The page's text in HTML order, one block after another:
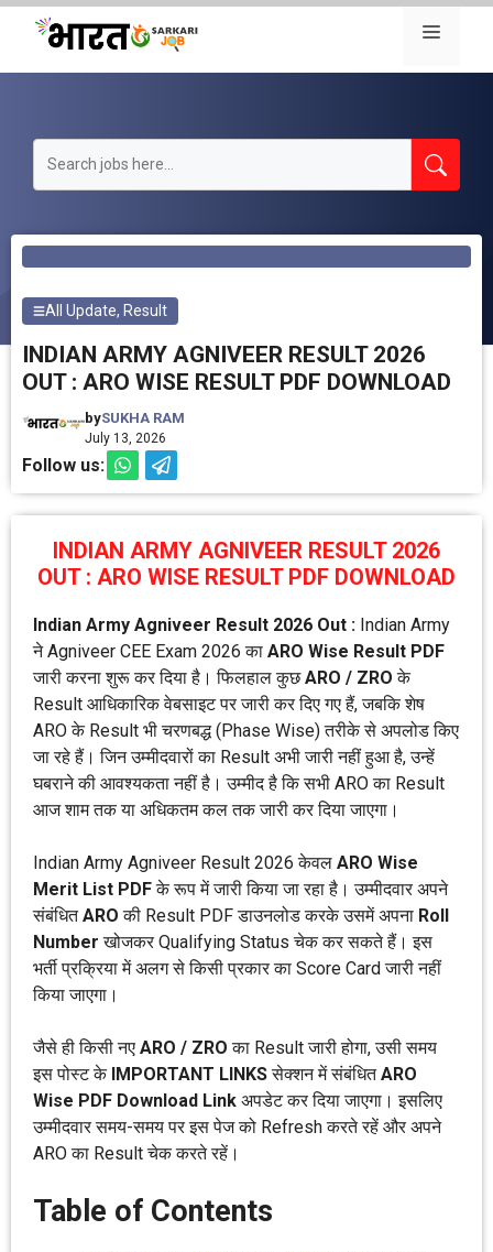
Skip
content
Menu
All Update, Result
INDIAN ARMY AGNIVEER RESULT 2026
OUT : ARO WISE RESULT PDF DOWNLOAD
bySUKHA RAM
July 13, 2026
Follow us:
INDIAN ARMY AGNIVEER RESULT 2026
OUT : ARO WISE RESULT PDF DOWNLOAD
Indian Army Agniveer Result 2026 Out : Indian Army
ने Agniveer CEE Exam 2026 का ARO Wise Result PDF
जारी करना शुरू कर दिया है। फिलहाल कुछARO / ZRO के
Result आधिकारिक वेबसाइट पर जारी कर दिए गए हैं, जबकि शेष
ARO के Result भी चरणबद्ध (Phase Wise) तरीके से अपलोड किए
जा रहे हैं। जिन उम्मीदवारों का Result अभी जारी नहीं हुआ है, उन्हें
घबराने की आवश्यकता नहीं है। उम्मीद है कि सभी ARO का Result
आज शाम तक या अधिकतम कल तक जारी कर दिया जाएगा।
Indian Army Agniveer Result 2026 केवल ARO Wise
Merit List PDFके रूप में जारी किया जा रहा है। उम्मीदवार अपने
संबंधितARO की Result PDF डाउनलोड करके उसमें अपना Roll
Number खोजकर Qualifying Status चेक कर सकते हैं। इस
भर्ती प्रक्रिया में अलग से किसी प्रकार का Score Card जारी नहीं
किया जाएगा।
जैसे ही किसी नए ARO / ZRO का Result जारी होगा, उसी समय
इस पोस्ट के IMPORTANT LINKSसेक्शन में संबंधितARO
Wise PDF Download Link अपडेट कर दिया जाएगा। इसलिए
उम्मीदवार समय-समय पर इस पेज को Refresh करते रहें और अपने
ARO का Result चेक करते रहें।
Table of Contents